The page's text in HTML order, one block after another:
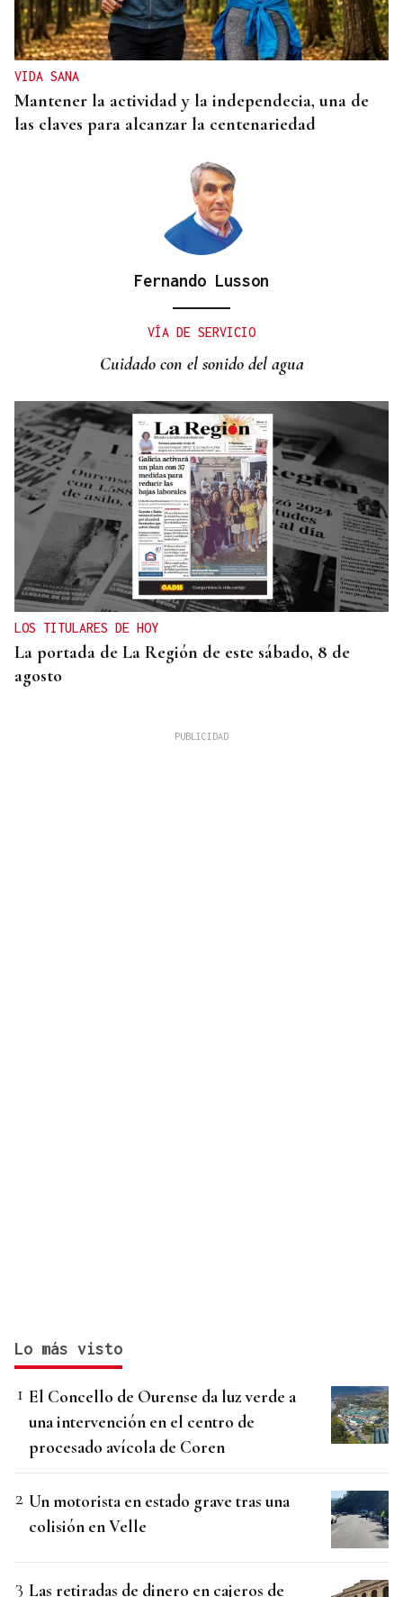
Un herido en la colisión entre dos coches en la
entrada a las termas de Outariz
VIDA SANA
Mantener la actividad y la independecia, una de
las claves para alcanzar la centenariedad
Fernando Lusson
VÍA DE SERVICIO
Cuidado con el sonido del agua
LOS TITULARES DE HOY
La portada de La Región de este sábado, 8 de
agosto
Lo más visto
El Concello de Ourense da luz verde a
una intervención en el centro de
procesado avícola de Coren
Un motorista en estado grave tras una
colisión en Velle
Las retiradas de dinero en cajeros de